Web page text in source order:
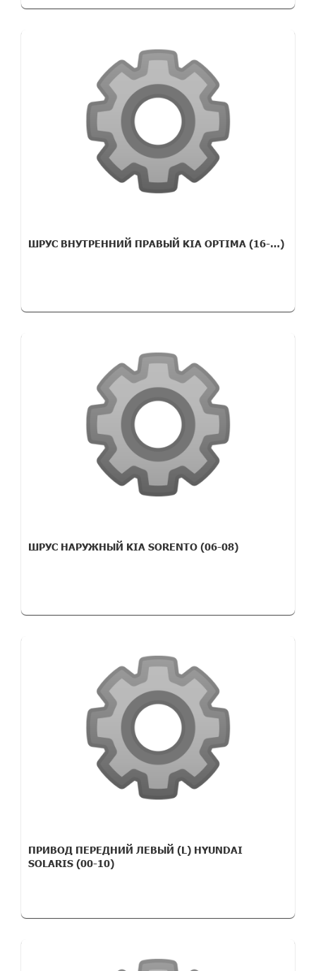
ШРУС ВНУТРЕННИЙ ПРАВЫЙ KIA OPTIMA (16-…)
ШРУС НАРУЖНЫЙ KIA SORENTO (06-08)
ПРИВОД ПЕРЕДНИЙ ЛЕВЫЙ (L) HYUNDAI
SOLARIS (00-10)